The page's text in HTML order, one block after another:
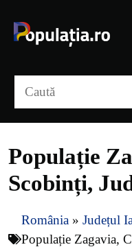
conținut
Populație
Scobinți,
România » Județul
Populație Zagavia,